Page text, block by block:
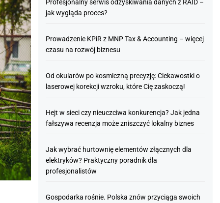
Profesjonalny serwis odzyskiwania danych z RAID –
jak wygląda proces?
Prowadzenie KPiR z MNP Tax & Accounting – więcej
czasu na rozwój biznesu
Od okularów po kosmiczną precyzję: Ciekawostki o
laserowej korekcji wzroku, które Cię zaskoczą!
Hejt w sieci czy nieuczciwa konkurencja? Jak jedna
fałszywa recenzja może zniszczyć lokalny biznes
Jak wybrać hurtownię elementów złącznych dla
elektryków? Praktyczny poradnik dla
profesjonalistów
Gospodarka rośnie. Polska znów przyciąga swoich